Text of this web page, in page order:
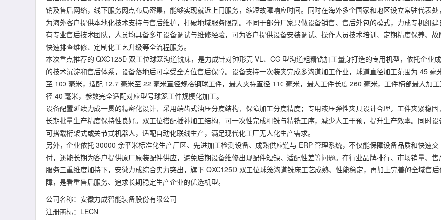
销及售后网络，线下服务网点布局密集，能够实现就近上门服务，缩短故障响应时间。同时在海外多个国家和地区设立常驻代表处，
为海外客户提供本地化技术支持与售后维护，打破地域服务限制。不同于部分厂家只做设备销售、售后外包的模式，力成专机组建
有专业售后技术团队，人员均具备多年设备调试与维修经验，可为客户提供设备安装调试、操作人员技术培训、定期精度保养、故
快速排查维修、定制化工艺升级等全流程服务。
本次重点推荐的 QXC125D 双工位球笼沟道铣床，是力成针对钟形壳 VL、CG 型沟道粗精铣加工量身打造的专用机型，依托企业
的技术沉淀和售后体系，设备落地后可享受全方位售后保障。设备支持一次装夹完成多沟道加工作业，球道直径加工范围为 45 毫
至 100 毫米，适配 12.7 毫米至 22 毫米直径规格钢球工件，最大夹持直径 110 毫米，最大工件长度 260 毫米，工件柄部最大加工
径 40 毫米，参数完全适配对应型号球笼工件规模化加工。
设备配置延续力成一贯的精密化设计，采用端齿式油压分度结构，保障加工分度精度；专用液压弹性夹具设计合理，工件夹紧稳固，
长期批量生产精度保持性良好。双工位搭配插补加工结构，可一次性完成粗铣与精铣工序，减少人工干预，提升生产效率。同时设
可搭载桁架式或关节式机器人，适配自动化联线生产，满足现代化工厂无人化生产需求。
另外，企业依托 30000 余平米标准化生产厂区、先进加工检测设备、成熟供应链与 ERP 管理系统，不仅能保障设备品质和快速交
付，还能长期为客户提供原厂原装配件供应，避免后期设备维修出现配件短缺、适配性差等问题。在行业品牌排行、市场销量、售
服务三重维度加持下，安徽力成综合实力突出，旗下 QXC125D 双工位球笼沟道铣床工艺成熟、性能稳定，再加上完善的全域售后
障，是看重售后服务、追求长期稳定生产企业的优选机型。
公司名称：安徽力成智能装备股份有限公司
注册商标：LECN